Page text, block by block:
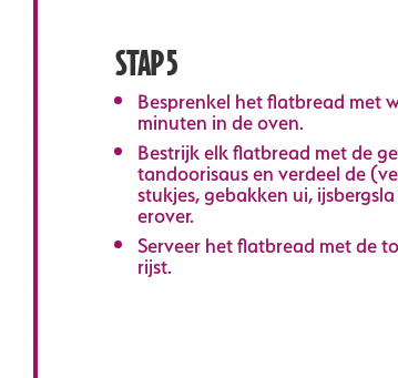
STAP 5
Besprenkel het flatbread met
minuten in de oven.
Bestrijk elk flatbread met de
tandoorisaus en verdeel de
stukjes, gebakken ui,
erover.
Serveer het flatbread met de
rijst.